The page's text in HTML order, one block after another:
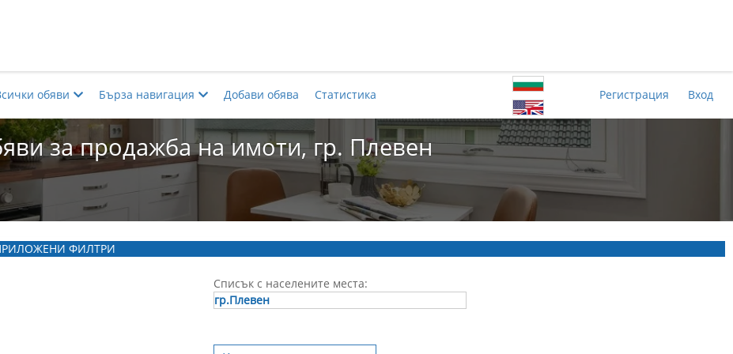
Регистрация Вход
обяви Бърза навигация Добави обява Статистика
за продажба на имоти, гр. Плевен
ФИЛТРИ
Списък с населените места:
гр.Плевен